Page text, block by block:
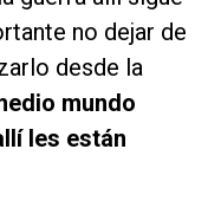
no dejar de
desde la
mundo
les están